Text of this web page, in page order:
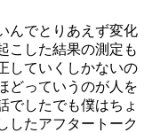
んでとりあえず変化
こした結果の測定も
していくしかないの
どっていうのが人を
でしたでも僕はちょ
したアフタートーク